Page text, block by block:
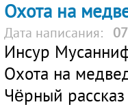
Охота на
Дата написания:
Инсур
Охота на
Чёрный рассказ